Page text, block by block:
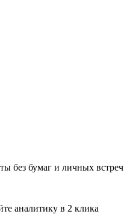
без бумаг и личных встреч
аналитику в 2 клика